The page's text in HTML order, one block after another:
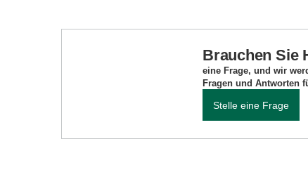
Brauchen Sie
eine Frage, und wir
Fragen und Antworten
Stelle eine Frage